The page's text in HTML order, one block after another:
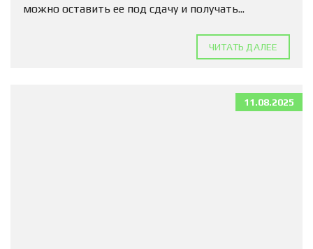
можно оставить ее под сдачу и получать...
ЧИТАТЬ ДАЛЕЕ
11.08.2025